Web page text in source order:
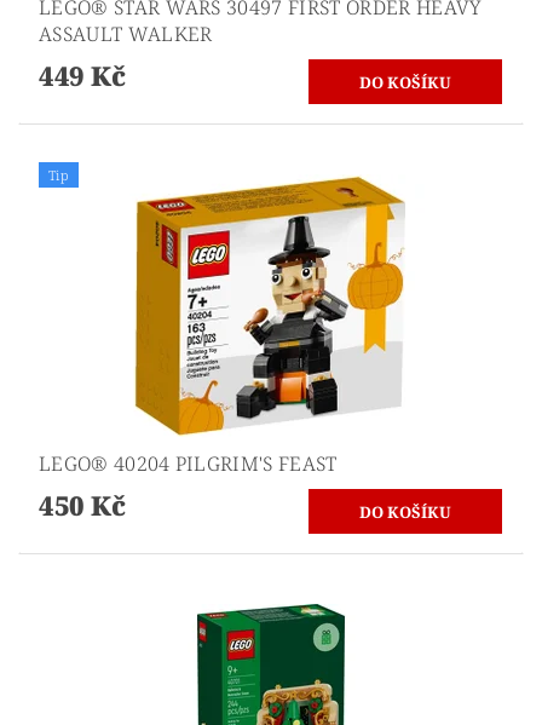
LEGO® STAR WARS 30497 FIRST ORDER HEAVY
ASSAULT WALKER
449 Kč
Tip
LEGO® 40204 PILGRIM'S FEAST
450 Kč